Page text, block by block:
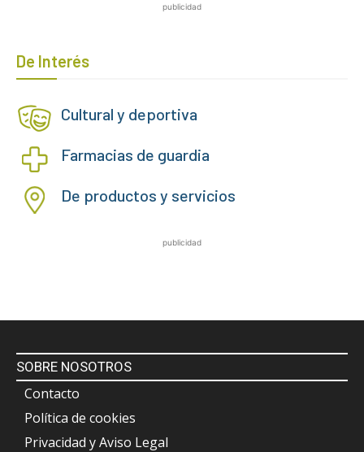
publicidad
De Interés
Cultural y deportiva
Farmacias de guardia
De productos y servicios
publicidad
SOBRE NOSOTROS
Contacto
Política de cookies
Privacidad y Aviso Legal